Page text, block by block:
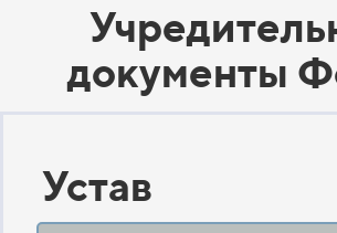
документы
Устав